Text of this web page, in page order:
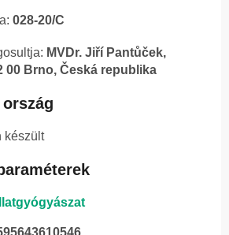
028-20/C
MVDr. Jiří Pantůček,
00 Brno, Česká republika
készült